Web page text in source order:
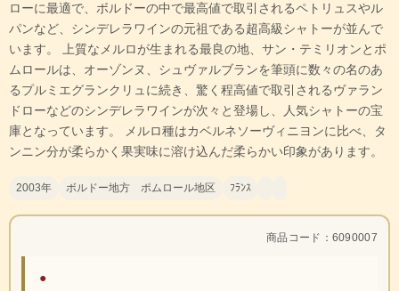
ローに最適で、ボルドーの中で最高値で取引されるペトリュスやル
パンなど、シンデレラワインの元祖である超高級シャトーが並んで
います。 上質なメルロが生まれる最良の地、サン・テミリオンとポ
ムロールは、オーゾンヌ、シュヴァルブランを筆頭に数々の名のあ
るプルミエグランクリュに続き、驚く程高値で取引されるヴァラン
ドローなどのシンデレラワインが次々と登場し、人気シャトーの宝
庫となっています。 メルロ種はカベルネソーヴィニヨンに比べ、タ
ンニン分が柔らかく果実味に溶け込んだ柔らかい印象があります。
2003年 ボルドー地方 ポムロール地区 ﾌﾗﾝｽ
商品コード：6090007
●